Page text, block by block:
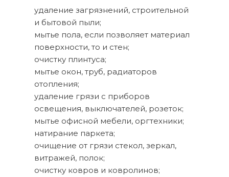
удаление загрязнений, строительной
и бытовой пыли;
мытье пола, если позволяет материал
поверхности, то и стен;
очистку плинтуса;
мытье окон, труб, радиаторов
отопления;
удаление грязи с приборов
освещения, выключателей, розеток;
мытье офисной мебели, оргтехники;
натирание паркета;
очищение от грязи стекол, зеркал,
витражей, полок;
очистку ковров и ковролинов;